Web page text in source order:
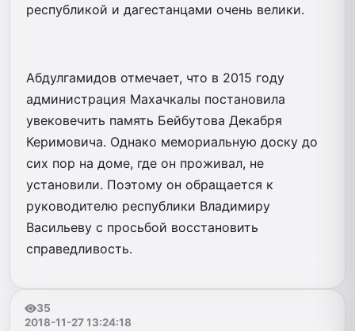
республикой и дагестанцами очень велики.
Абдулгамидов отмечает, что в 2015 году
администрация Махачкалы постановила
увековечить память Бейбутова Декабря
Керимовича. Однако мемориальную доску до
сих пор на доме, где он проживал, не
установили. Поэтому он обращается к
руководителю республики Владимиру
Васильеву с просьбой восстановить
справедливость.
35
2018-11-27 13:24:18